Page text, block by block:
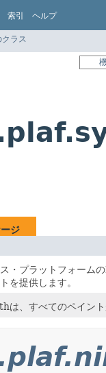
索引 ヘルプ
ラス
ジ
・プラットフォーム
を提供します。
は、すべてのペイン